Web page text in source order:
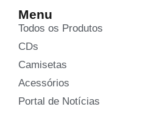
Menu
Todos os Produtos
CDs
Camisetas
Acessórios
Portal de Notícias